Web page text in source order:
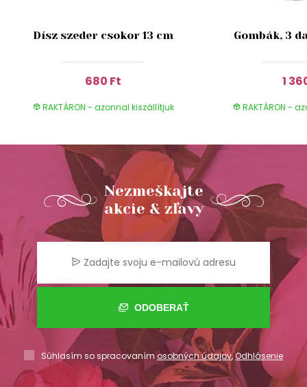
Dísz szeder csokor 13 cm
680 Ft
RAKTÁRON - azonnal kiszállítjuk
Gombák, 3
1
RAKTÁRON -
Nezmeškajte
akcie & zľavy
ODOBERAŤ
Súhlasím so spracovaním osobných údajov,Odhlásenie